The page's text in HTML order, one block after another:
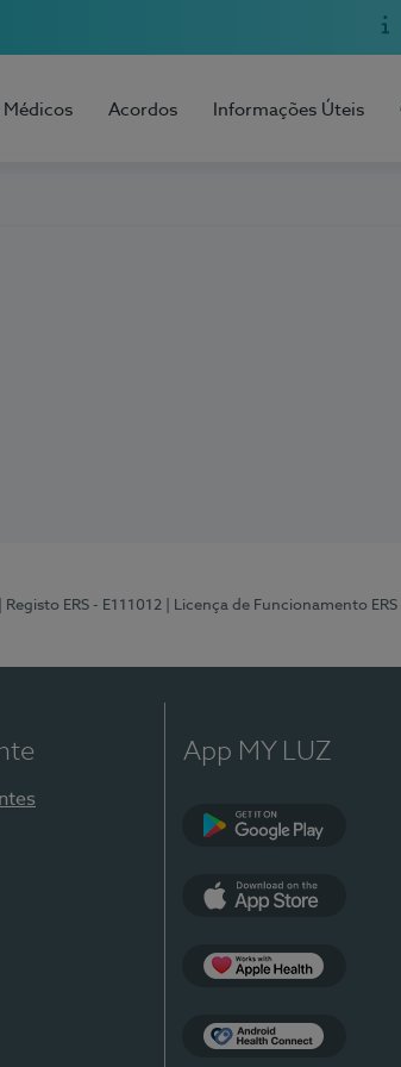
Médicos Acordos Informações Úteis
| Registo ERS - E111012 | Licença de Funcionamento
App MY LUZ